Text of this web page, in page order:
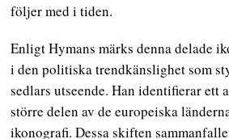
följer med i tiden.
Enligt Hymans märks denna delade
i den politiska trendkänslighet som
sedlars utseende. Han identifierar ett
större delen av de europeiska
ikonografi. Dessa skiften